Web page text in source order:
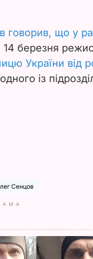
говорив, що у
14 березня
України від
із
Сенцов